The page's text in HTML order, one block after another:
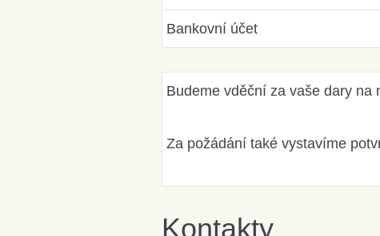
Bankovní účet
Budeme vděční za vaše dary na
Za požádání také vystavíme
Kontakty